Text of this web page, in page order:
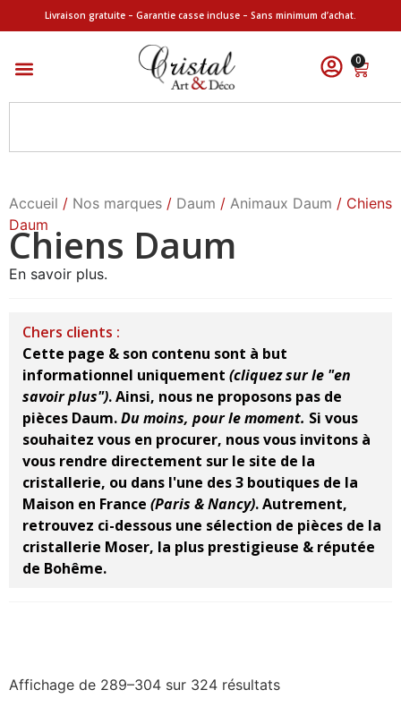
Livraison gratuite – Garantie casse incluse – Sans minimum d’achat.
0
Accueil / Nos marques / Daum / Animaux Daum / Chiens
Daum
Chiens Daum
En savoir plus.
Chers clients :
Cette page & son contenu sont à but
informationnel uniquement (cliquez sur le "en
savoir plus").Ainsi, nous ne proposons pas de
pièces Daum.Du moins, pour le moment. Si vous
souhaitez vous en procurer, nous vous invitons à
vous rendre directement sur le site de la
cristallerie, ou dans l'une des 3 boutiques de la
Maison en France (Paris & Nancy).Autrement,
retrouvez ci-dessous une sélection de pièces de la
cristallerie Moser, la plus prestigieuse & réputée
de Bohême.
Affichage de 289–304 sur 324 résultats